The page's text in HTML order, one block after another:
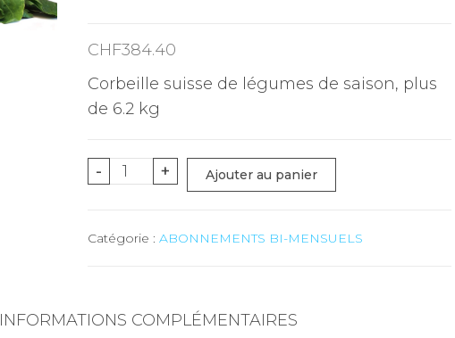
CHF384.40
Corbeille suisse de légumes de saison, plus
de 6.2 kg
-
quantité
suisse
-
+ Ajouter au panier
Catégorie : ABONNEMENTS BI-MENSUELS
INFORMATIONS COMPLÉMENTAIRES